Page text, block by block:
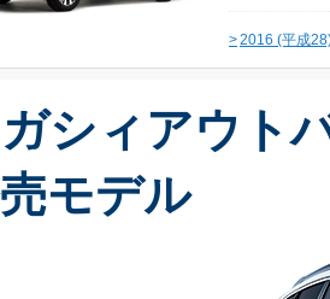
>2016 (平成
シィアウト
モデル